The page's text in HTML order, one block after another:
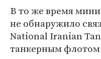
В то же время
не обнаружило
National Iranian
танкерным